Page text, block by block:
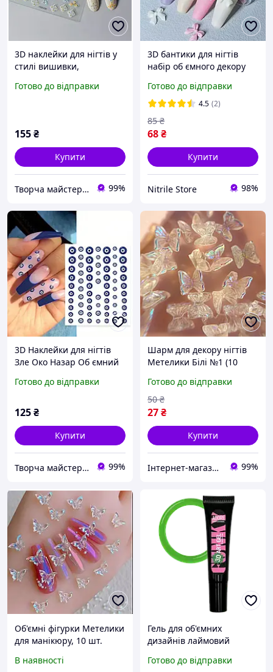
3D наклейки для нігтів у
стилі вишивки,
слайдери для манікюру,
Готово до відправки
155₴
Купити
Творча майстерня "WoollyFox" 99%
3D бантики для нігтів
набір об ємного декору
Готово до відправки
4.5 (2)
68₴
85 ₴
Купити
Nitrile Store 98%
3D Наклейки для нігтів
Зле Око Назар Об ємний
Готово до відправки
125₴
Купити
Творча майстерня "WoollyFox" 99%
Шарм для декору нігтів
Метелики Білі №1 (10
Готово до відправки
27₴
50 ₴
Купити
Інтернет-магазин Star Beauty 99%
Об'ємні фігурки Метелики
для манікюру, 10 шт.
В наявності
Гель для об'ємних
дизайнів лаймовий
Gel №15, 15 мл
Готово до відправки